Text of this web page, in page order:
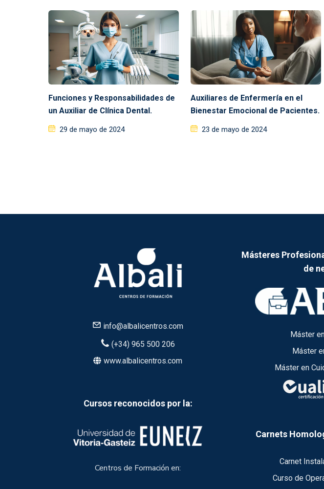
Funciones y Responsabilidades de
un Auxiliar de Clínica Dental.
29 de mayo de 2024
Auxiliares de Enfermería en el
Bienestar Emocional de Pacientes.
23 de mayo de 2024
info@albalicentros.com
(+34) 965 500 206
www.albalicentros.com
Cursos reconocidos por la:
Centros de Formación en:
Másteres
de
Máster
Máster
Máster en
Carnets
Carnet
Curso de